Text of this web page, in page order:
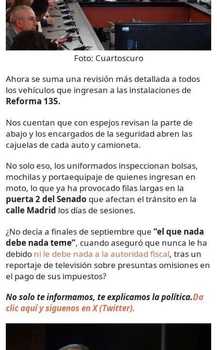
Foto: Cuartoscuro
Ahora se suma una revisión más detallada a todos
los vehículos que ingresan a las instalaciones de
Reforma 135.
Nos cuentan que con espejos revisan la parte de
abajo y los encargados de la seguridad abren las
cajuelas de cada auto y camioneta.
No solo eso, los uniformados inspeccionan bolsas,
mochilas y portaequipaje de quienes ingresan en
moto, lo que ya ha provocado filas largas en la
puerta 2 del Senado que afectan el tránsito en la
calle Madrid los días de sesiones.
¿No decía a finales de septiembre que “el que nada
debe nada teme”, cuando aseguró que nunca le ha
debido ni le debe nada a la autoridad fiscal, tras un
reportaje de televisión sobre presuntas omisiones en
el pago de sus impuestos?
No solo te informamos, te explicamos la política.Da
clic aquí y siguenos en X (Twitter).